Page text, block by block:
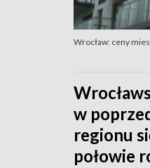
Wrocław: ceny
w
regionu
połowie